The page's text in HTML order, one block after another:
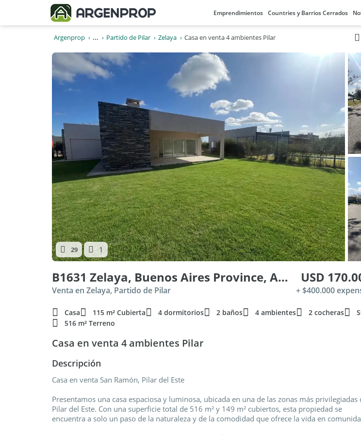
Emprendimientos Countries y Barrios Cerrados
Argenprop ... Partido de Pilar Zelaya Casa en venta 4 ambientes Pilar
29 1
B1631 Zelaya, Buenos Aires Province, Argentina , Piso 0 USD
Venta en Zelaya, Partido de Pilar + $400.000
Casa 115 m² Cubierta 4 dormitorios 2 baños 4 ambientes 2 cocheras
516 m² Terreno
Casa en venta 4 ambientes Pilar
Descripción
Casa en venta San Ramón, Pilar del Este
Presentamos una casa espaciosa y luminosa, ubicada en una de las zonas más privilegiadas
Pilar del Este. Con una superficie total de 516 m² y 149 m² cubiertos, esta propiedad se
encuentra a solo un paso de la naturaleza y de la comodidad que ofrece la vida en